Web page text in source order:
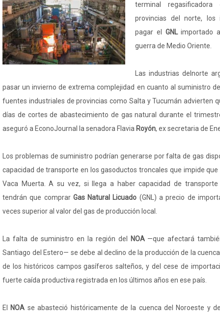
terminal
provincias del norte, los
pagar el GNLimportado
guerra de Medio Oriente.
Las industrias delnorte
pasar un invierno de extrema complejidad en cuanto al suministro
fuentes industriales de provincias como Salta y Tucumán advierten
días de cortes de abastecimiento de gas natural durante el
aseguró a EconoJournal la senadora Flavia Royón, ex secretaria de
Los problemas de suministro podrían generarse por falta de gas
capacidad de transporte en los gasoductos troncales que impide
Vaca Muerta. A su vez, si llega a haber capacidad de transporte
tendrán que comprar Gas Natural Licuado (GNL) a precio de
veces superior al valor del gas de producción local.
La falta de suministro en la región del NOA —que afectará
Santiago del Estero— se debe al declino de la producción de la
de los históricos campos gasíferos salteños, y del cese de
fuerte caída productiva registrada en los últimos años en ese país.
El NOA se abasteció históricamente de la cuenca del Noroeste y